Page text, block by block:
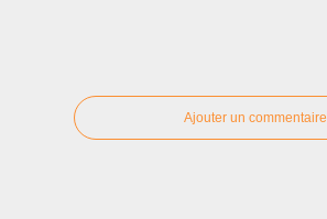
Ajouter un commentaire